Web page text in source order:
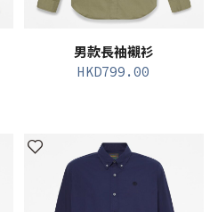
男款長袖襯衫
HKD799.00